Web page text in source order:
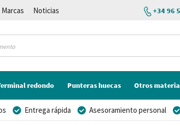
Marcas
Noticias
+34 96
redondo Punteras huecas Otros
Entrega rápida
Asesoramiento personal